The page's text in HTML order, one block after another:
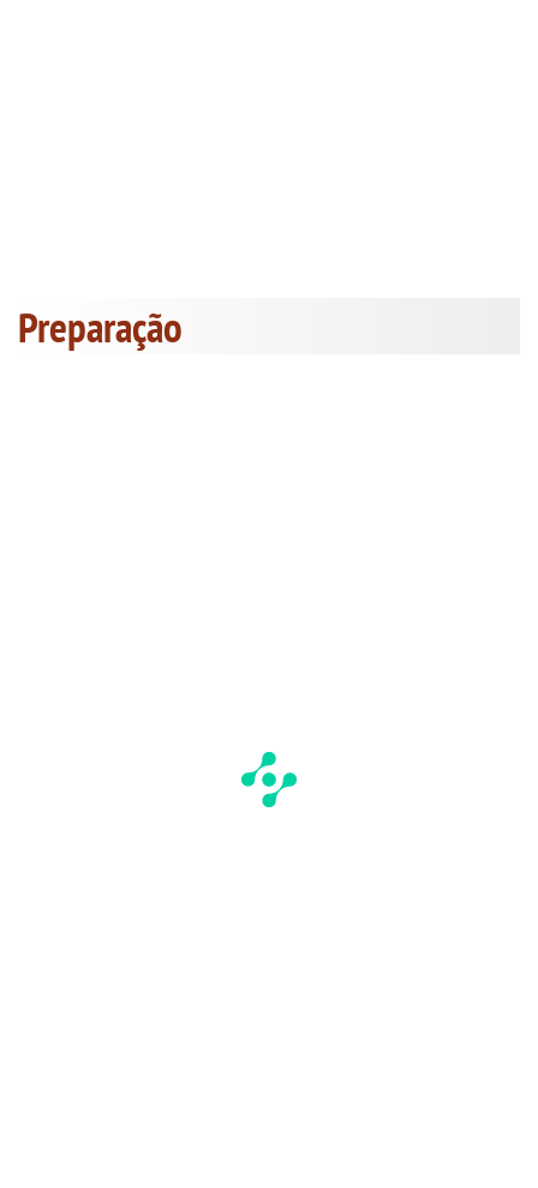
Preparação